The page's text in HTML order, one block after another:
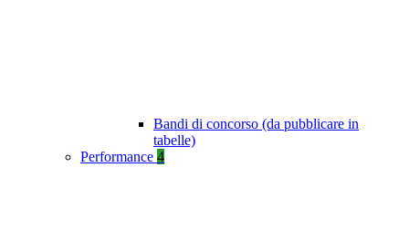
Bandi di concorso (da pubblicare in
tabelle)
Performance 4